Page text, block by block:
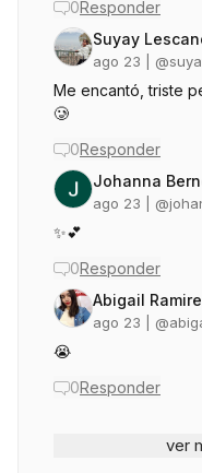
0Responder
Suyay
ago 23 | @
Me encantó, triste
🥲
0Responder
Johanna
ago 23 | @
✨️💕
0Responder
Abigail
ago 23 | @
😭
0Responder
ver